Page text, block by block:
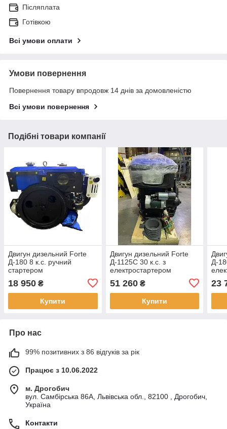
Післяплата
Готівкою
Всі умови оплати
Умови повернення
Повернення товару впродовж 14 днів за домовленістю
Всі умови повернення
Подібні товари компанії
Двигун дизельний Forte
Д-180 8 к.с. ручний
стартером
18 950 ₴
Купити
Двигун дизельний Forte
Д-1125С 30 к.с. з
електростартером
51 260₴
Купити
Д-
23
Про нас
99% позитивних з 86 відгуків за рік
Працює з 10.06.2022
м. Дрогобич
вул. Самбірська 86А, Львівська обл., 82100 , Дрогобич,
Україна
Контакти